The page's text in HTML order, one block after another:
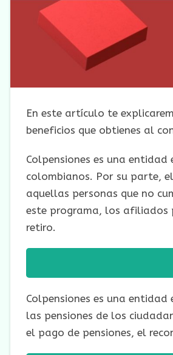
En este artículo te
beneficios que obtienes al
Colpensiones es una
colombianos. Por su parte,
aquellas personas que no
este programa, los afiliados
retiro.
Colpensiones es una
las pensiones de los
el pago de pensiones, el